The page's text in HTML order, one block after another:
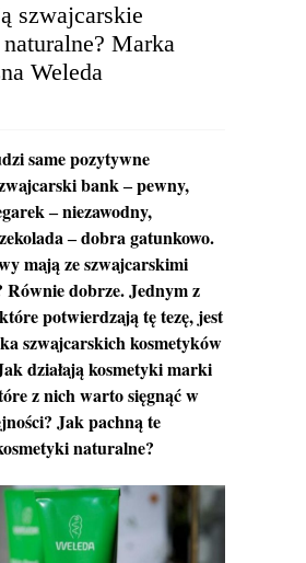
szwajcarskie
Marka
Weleda
same pozytywne
bank ‒ pewny,
‒ niezawodny,
‒ dobra gatunkowo.
mają ze szwajcarskimi
Równie dobrze. Jednym z
potwierdzają tę tezę, jest
szwajcarskich kosmetyków
działają kosmetyki marki
z nich warto sięgnąć w
Jak pachną te
naturalne?